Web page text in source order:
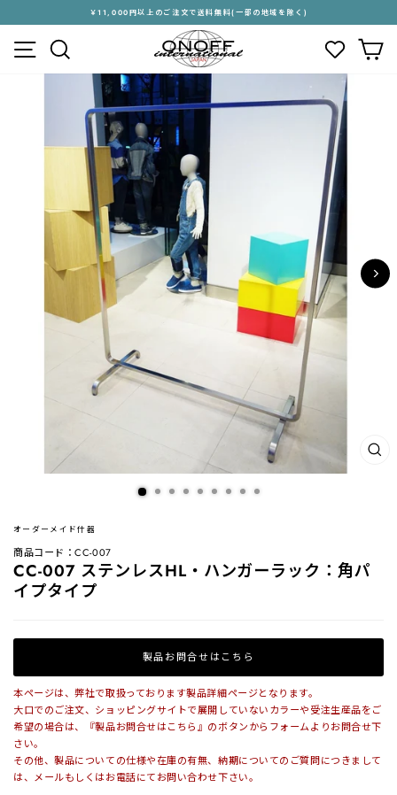
キ
ス
ラ
イ
ド
シ
ョ
ー
を
停
止
す
る
￥11,000円以上のご注文で送料無料(一部の地域を除く)
メニュー
オーダーメイド什器
商品コード：CC-007
CC-007 ステンレスHL・ハンガーラック：角パ
イプタイプ
製品お問合せはこちら
本ページは、弊社で取扱っております製品詳細ページとなります。
大口でのご注文、ショッピングサイトで展開していないカラーや受注生産品をご
希望の場合は、『製品お問合せはこちら』のボタンからフォームよりお問合せ下
さい。
その他、製品についての仕様や在庫の有無、納期についてのご質問につきまして
は、メールもしくはお電話にてお問い合わせ下さい。